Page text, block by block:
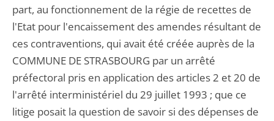
part, au fonctionnement de la régie de recettes de
l'Etat pour l'encaissement des amendes résultant de
ces contraventions, qui avait été créée auprès de la
COMMUNE DE STRASBOURG par un arrêté
préfectoral pris en application des articles 2 et 20 de
l'arrêté interministériel du 29 juillet 1993 ; que ce
litige posait la question de savoir si des dépenses de